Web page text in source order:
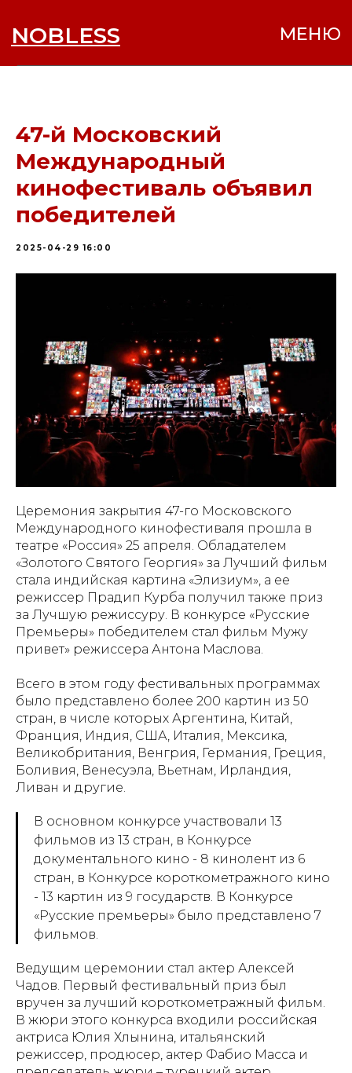
NOBLESS
47-й Московский
Международный
кинофестиваль объявил
победителей
2025-04-29 16:00
Церемония закрытия 47-го Московского
Международного кинофестиваля прошла в
театре «Россия» 25 апреля. Обладателем
«Золотого Святого Георгия» за Лучший фильм
стала индийская картина «Элизиум», а ее
режиссер Прадип Курба получил также приз
за Лучшую режиссуру. В конкурсе «Русские
Премьеры» победителем стал фильм Мужу
привет» режиссера Антона Маслова.
Всего в этом году фестивальных программах
было представлено более 200 картин из 50
стран, в числе которых Аргентина, Китай,
Франция, Индия, США, Италия, Мексика,
Великобритания, Венгрия, Германия, Греция,
Боливия, Венесуэла, Вьетнам, Ирландия,
Ливан и другие.
В основном конкурсе участвовали 13
фильмов из 13 стран, в Конкурсе
документального кино - 8 кинолент из 6
стран, в Конкурсе короткометражного кино
- 13 картин из 9 государств. В Конкурсе
«Русские премьеры» было представлено 7
фильмов.
Ведущим церемонии стал актер Алексей
Чадов. Первый фестивальный приз был
вручен за лучший короткометражный фильм.
В жюри этого конкурса входили российская
актриса Юлия Хлынина, итальянский
режиссер, продюсер, актер Фабио Масса и